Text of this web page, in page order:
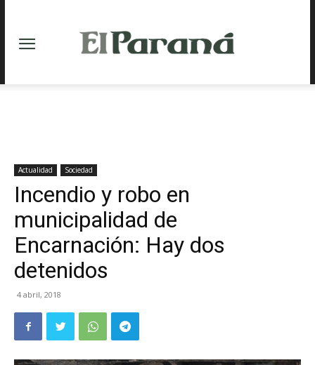
Actualidad Sociedad
Incendio y robo en
municipalidad de
Encarnación: Hay dos
detenidos
4 abril, 2018